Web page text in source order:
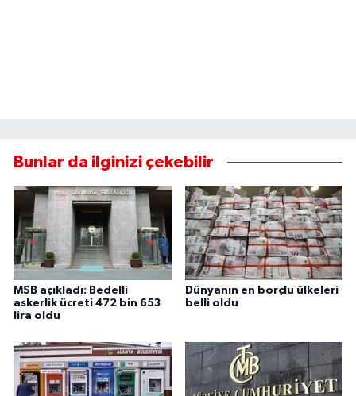
Bunlar da ilginizi çekebilir
MSB açıkladı: Bedelli
askerlik ücreti 472 bin 653
lira oldu
Dünyanın en borçlu ülkeleri
belli oldu